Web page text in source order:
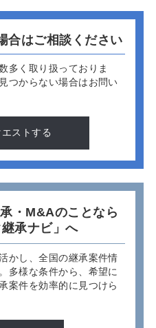
合はご相談ください
多く取り扱っておりま
つからない場合はお問い
ストする
・M&Aのことなら
継承ナビ」へ
かし、全国の継承案件情
多様な条件から、希望に
案件を効率的に見つけら